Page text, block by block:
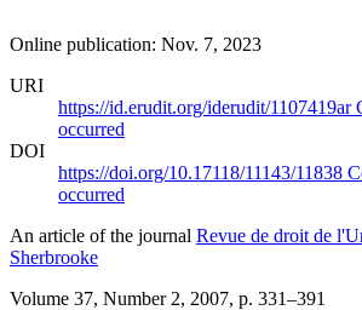
Online publication: Nov. 7, 2023
URI
https://id.erudit.org/iderudit/1107419ar
occurred
DOI
https://doi.org/10.17118/11143/11838
occurred
An article of the journal Revue de droit de
Sherbrooke
Volume 37, Number 2, 2007, p. 331–391